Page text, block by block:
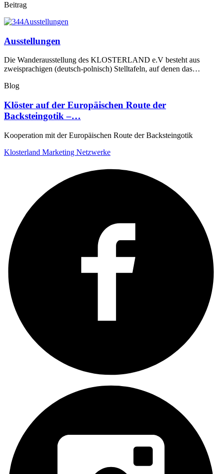
Beitrag
Ausstellungen
Die Wanderausstellung des KLOSTERLAND e.V besteht aus
zweisprachigen (deutsch-polnisch) Stelltafeln, auf denen das…
Blog
Klöster auf der Europäischen Route der
Backsteingotik –…
Kooperation mit der Europäischen Route der Backsteingotik
Klosterland Marketing Netzwerke